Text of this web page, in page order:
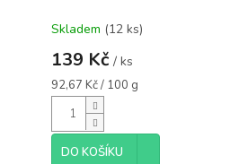
Skladem (12 ks)
139 Kč / ks
Měrná
cena:
92,67 Kč / 100 g
DO KOŠÍKU